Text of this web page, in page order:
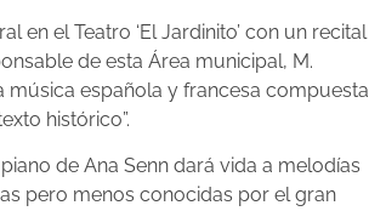
el Teatro ‘El Jardinito’ con un recital
de esta Área municipal, M.
música española y francesa compuesta
histórico”.
de Ana Senn dará vida a melodías
pero menos conocidas por el gran